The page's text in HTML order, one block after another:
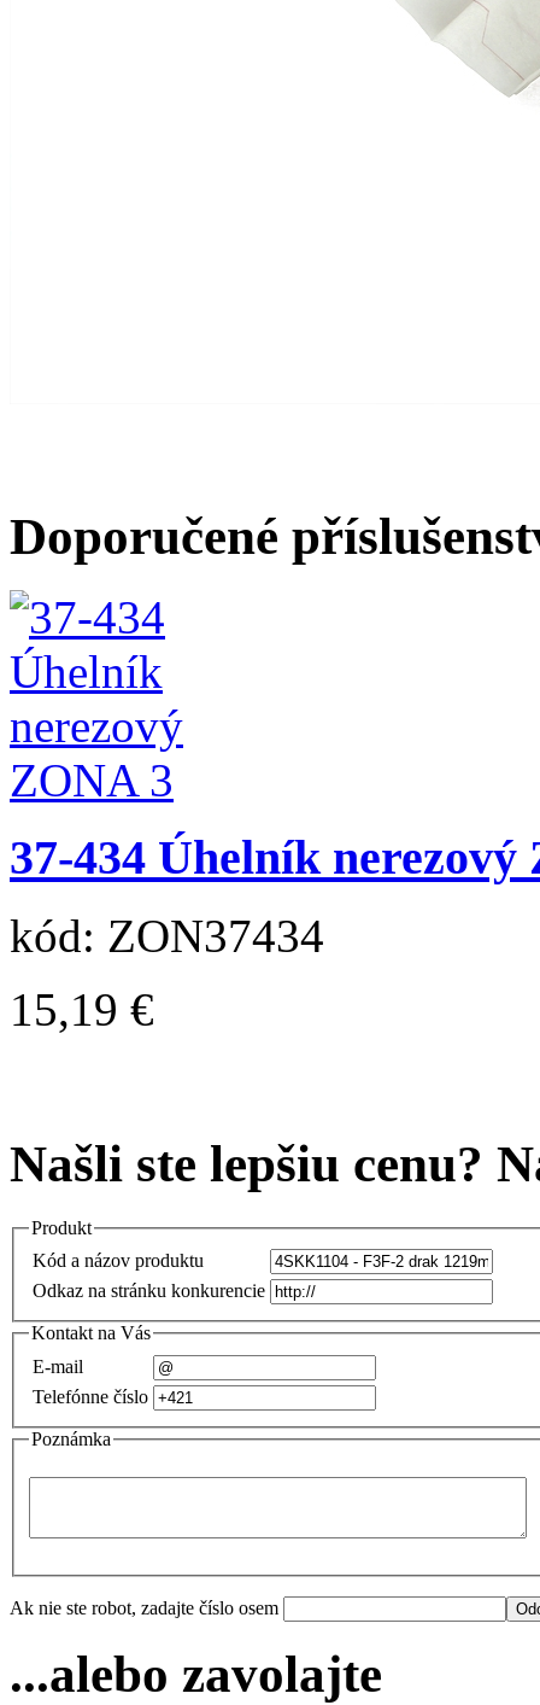
Doporučené
37-434 Úhelník
kód: ZON37434
15,19 €
Našli ste lepšiu cenu?
Produkt
Kód a názov produktu
Odkaz na stránku konkurencie
Kontakt na Vás
E-mail
Telefónne číslo
Poznámka
Ak nie ste robot, zadajte číslo osem
...alebo zavolajte